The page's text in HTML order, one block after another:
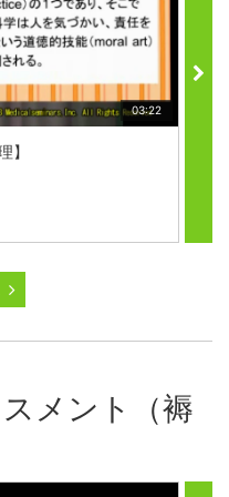
03:22
】
メント（褥